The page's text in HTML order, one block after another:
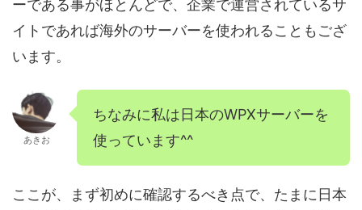
ーである事がほとんどで、企業で運営されているサ
イトであれば海外のサーバーを使われることもござ
います。
あきお
ちなみに私は日本のWPXサーバーを
使っています^^
ここが、まず初めに確認するべき点で、たまに日本